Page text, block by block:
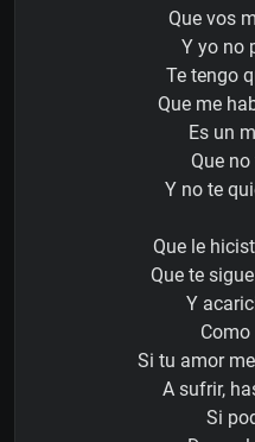
Que vos
Y yo no
Te tengo
Que me
Es un
Que
Y no te
Que le
Que te
Y
Si tu amor
A sufrir,
Si